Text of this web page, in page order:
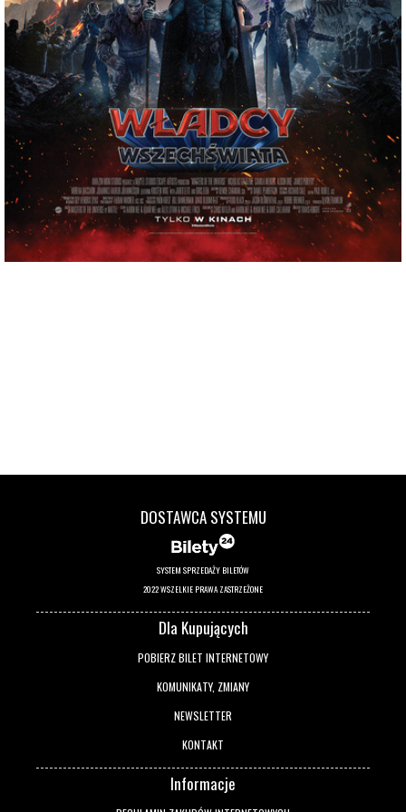
adres:
Siennieńska 54
data i godzina:
10.06.2026, g. 17:00
Info
Opis wydarzenia:
Seria Masters of the Universe, skupiająca się na walce między bohaterskim He-
Manem (znanym również jako książę Adam z Eternii) – najpotężniejszym człowiekiem
we wszechświecie, a złowrogim Szkieletorem.
DOSTAWCA SYSTEMU
SYSTEM SPRZEDAŻY BILETÓW
2022 WSZELKIE PRAWA ZASTRZEŻONE
Dla Kupujących
POBIERZ BILET INTERNETOWY
KOMUNIKATY, ZMIANY
NEWSLETTER
KONTAKT
Informacje